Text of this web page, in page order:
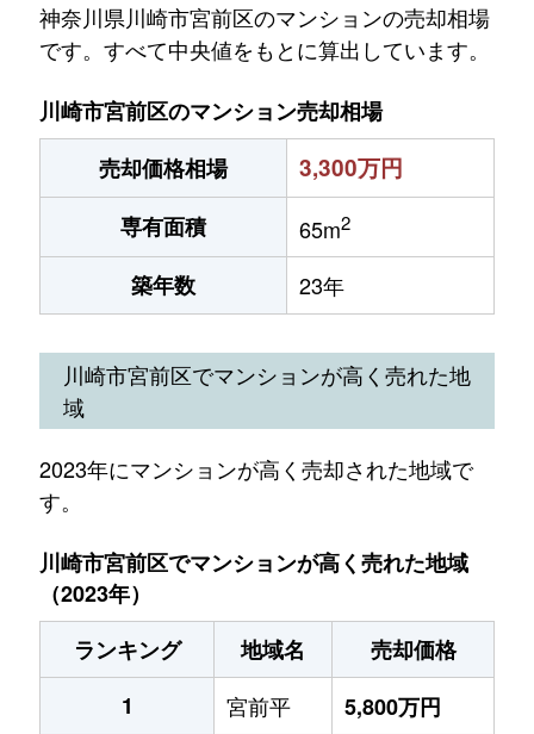
神奈川県川崎市宮前区のマンションの売却相場
です。すべて中央値をもとに算出しています。
川崎市宮前区のマンション売却相場
売却価格相場
3,300万円
専有面積 65m2
築年数 23年
川崎市宮前区でマンションが高く売れた地
域
2023年にマンションが高く売却された地域で
す。
川崎市宮前区でマンションが高く売れた地域
（2023年）
ランキング
地域名
売却価格
1
宮前平
5,800万円